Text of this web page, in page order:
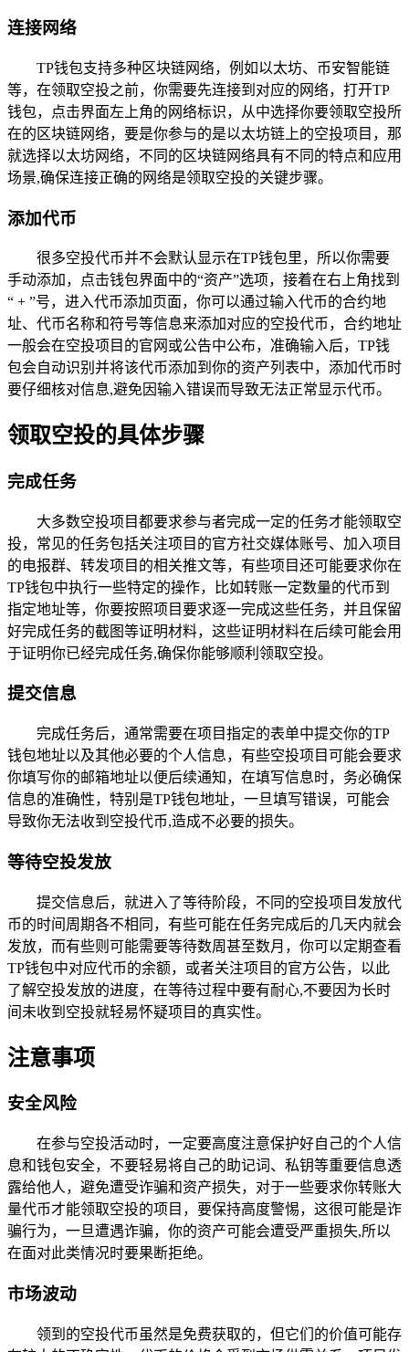
连接网络
TP钱包支持多种区块链网络，例如以太坊、币安智能链
等，在领取空投之前，你需要先连接到对应的网络，打开TP
钱包，点击界面左上角的网络标识，从中选择你要领取空投所
在的区块链网络，要是你参与的是以太坊链上的空投项目，那
就选择以太坊网络，不同的区块链网络具有不同的特点和应用
场景,确保连接正确的网络是领取空投的关键步骤。
添加代币
很多空投代币并不会默认显示在TP钱包里，所以你需要
手动添加，点击钱包界面中的“资产”选项，接着在右上角找到
“ + ”号，进入代币添加页面，你可以通过输入代币的合约地
址、代币名称和符号等信息来添加对应的空投代币，合约地址
一般会在空投项目的官网或公告中公布，准确输入后，TP钱
包会自动识别并将该代币添加到你的资产列表中，添加代币时
要仔细核对信息,避免因输入错误而导致无法正常显示代币。
领取空投的具体步骤
完成任务
大多数空投项目都要求参与者完成一定的任务才能领取空
投，常见的任务包括关注项目的官方社交媒体账号、加入项目
的电报群、转发项目的相关推文等，有些项目还可能要求你在
TP钱包中执行一些特定的操作，比如转账一定数量的代币到
指定地址等，你要按照项目要求逐一完成这些任务，并且保留
好完成任务的截图等证明材料，这些证明材料在后续可能会用
于证明你已经完成任务,确保你能够顺利领取空投。
提交信息
完成任务后，通常需要在项目指定的表单中提交你的TP
钱包地址以及其他必要的个人信息，有些空投项目可能会要求
你填写你的邮箱地址以便后续通知，在填写信息时，务必确保
信息的准确性，特别是TP钱包地址，一旦填写错误，可能会
导致你无法收到空投代币,造成不必要的损失。
等待空投发放
提交信息后，就进入了等待阶段，不同的空投项目发放代
币的时间周期各不相同，有些可能在任务完成后的几天内就会
发放，而有些则可能需要等待数周甚至数月，你可以定期查看
TP钱包中对应代币的余额，或者关注项目的官方公告，以此
了解空投发放的进度，在等待过程中要有耐心,不要因为长时
间未收到空投就轻易怀疑项目的真实性。
注意事项
安全风险
在参与空投活动时，一定要高度注意保护好自己的个人信
息和钱包安全，不要轻易将自己的助记词、私钥等重要信息透
露给他人，避免遭受诈骗和资产损失，对于一些要求你转账大
量代币才能领取空投的项目，要保持高度警惕，这很可能是诈
骗行为，一旦遭遇诈骗，你的资产可能会遭受严重损失,所以
在面对此类情况时要果断拒绝。
市场波动
领到的空投代币虽然是免费获取的，但它们的价值可能存